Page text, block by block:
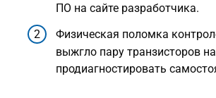
ПО на сайте разработчика.
Физическая поломка
выжгло пару транзисторов
продиагностировать